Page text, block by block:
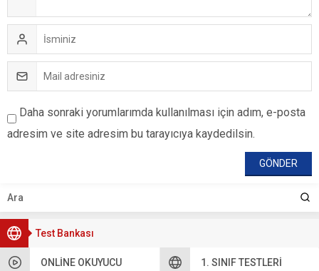
Test Bankası
ONLINE OKUYUCU 1. SINIF TESTLERI
Daha sonraki yorumlarımda kullanılması için adım, e-posta
adresim ve site adresim bu tarayıcıya kaydedilsin.